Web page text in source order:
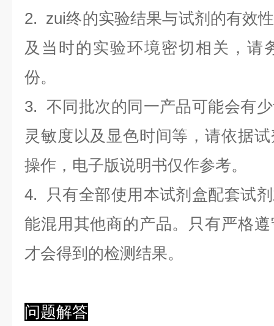
2. zui终的实验结果与试剂的有效
及当时的实验环境密切相关，请
份。
3. 不同批次的同一产品可能会有
灵敏度以及显色时间等，请依据
操作，电子版说明书仅作参考。
4. 只有全部使用本试剂盒配套试
能混用其他商的产品。只有严格
才会得到的检测结果。
问题解答